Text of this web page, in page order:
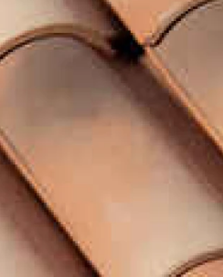
Рядовой кирпич М-100